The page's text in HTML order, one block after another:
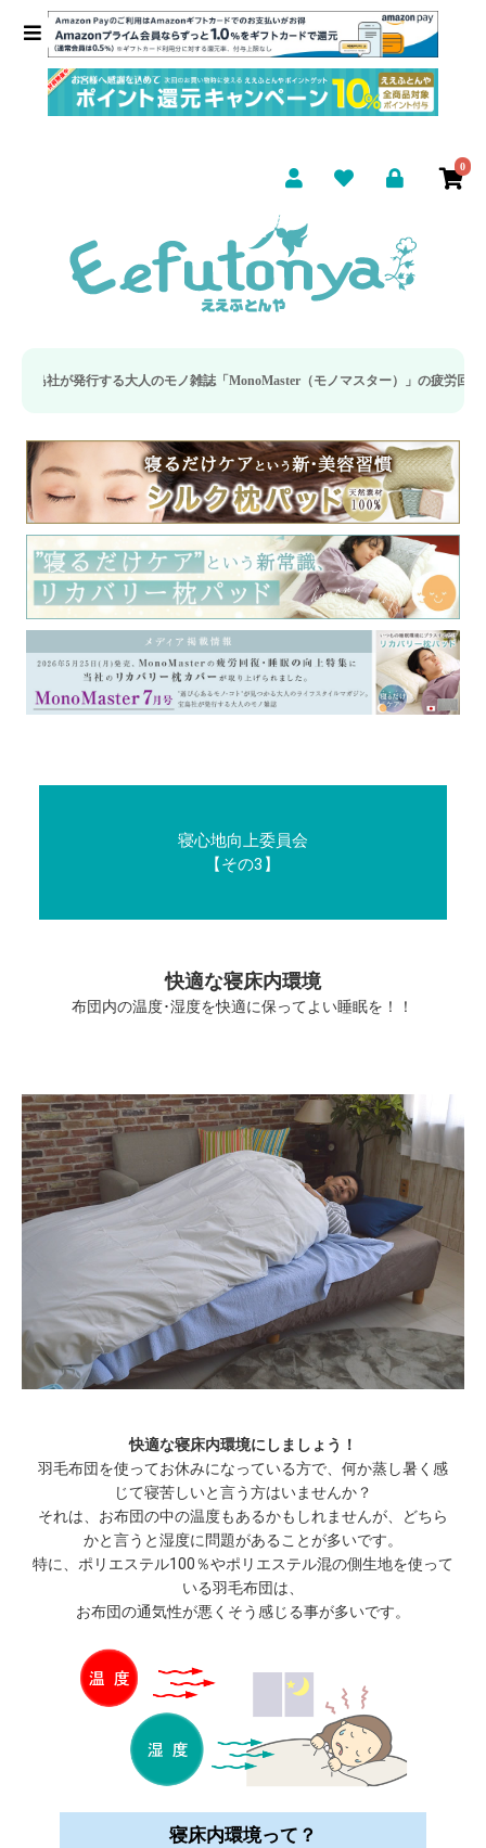
0
発行する大人のモノ雑誌「MonoMaster（モノマスター）」の疲労回復・睡眠
寝心地向上委員会
【その3】
快適な寝床内環境
布団内の温度･湿度を快適に保ってよい睡眠を！！
快適な寝床内環境にしましょう！
羽毛布団を使ってお休みになっている方で、何か蒸し暑く感
じて寝苦しいと言う方はいませんか？
それは、お布団の中の温度もあるかもしれませんが、どちら
かと言うと湿度に問題があることが多いです。
特に、ポリエステル100％やポリエステル混の側生地を使って
いる羽毛布団は、
お布団の通気性が悪くそう感じる事が多いです。
寝床内環境って？